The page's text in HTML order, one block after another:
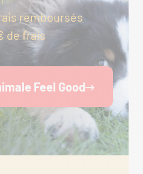
remboursés
de frais
Feel Good